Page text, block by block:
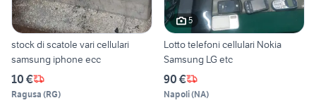
stock di scatole vari cellulari
samsung iphone ecc
10 €
Ragusa (RG)
5
Lotto telefoni cellulari Nokia
Samsung LG etc
90 €
Napoli(NA)